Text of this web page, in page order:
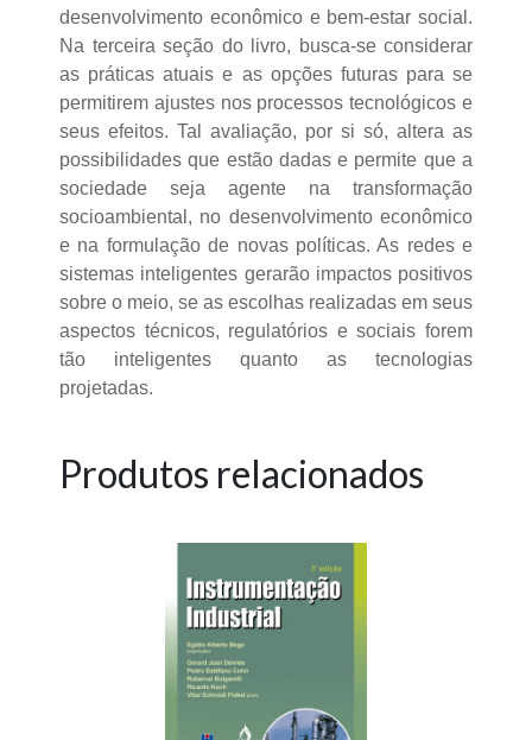
desenvolvimento econômico e bem-estar social.
Na terceira seção do livro, busca-se considerar
as práticas atuais e as opções futuras para se
permitirem ajustes nos processos tecnológicos e
seus efeitos. Tal avaliação, por si só, altera as
possibilidades que estão dadas e permite que a
sociedade seja agente na transformação
socioambiental, no desenvolvimento econômico
e na formulação de novas políticas. As redes e
sistemas inteligentes gerarão impactos positivos
sobre o meio, se as escolhas realizadas em seus
aspectos técnicos, regulatórios e sociais forem
tão inteligentes quanto as tecnologias
projetadas.
Produtos relacionados